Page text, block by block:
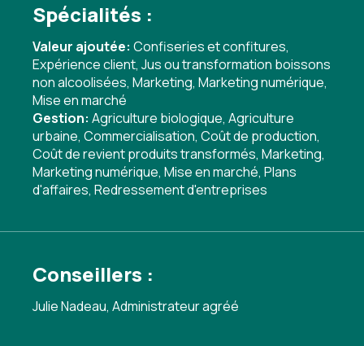
Spécialités :
Valeur ajoutée: Confiseries et confitures,
Expérience client, Jus ou transformation boissons
non alcoolisées, Marketing, Marketing numérique,
Mise en marché
Gestion: Agriculture biologique, Agriculture
urbaine, Commercialisation, Coût de production,
Coût de revient produits transformés, Marketing,
Marketing numérique, Mise en marché, Plans
d'affaires, Redressement d'entreprises
Conseillers :
Julie Nadeau, Administrateur agréé